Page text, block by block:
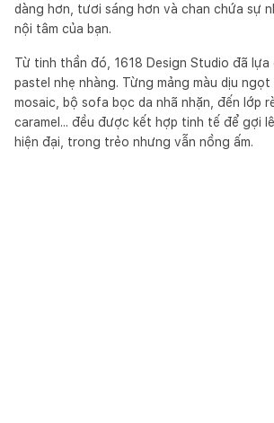
dàng hơn, tươi sáng hơn và chan chứa sự
nội tâm của bạn.
Từ tinh thần đó, 1618 Design Studio đã lựa
pastel nhẹ nhàng. Từng mảng màu dịu
mosaic, bộ sofa bọc da nhã nhặn, đến lớp
caramel... đều được kết hợp tinh tế để gợi
hiện đại, trong trẻo nhưng vẫn nồng ấm.